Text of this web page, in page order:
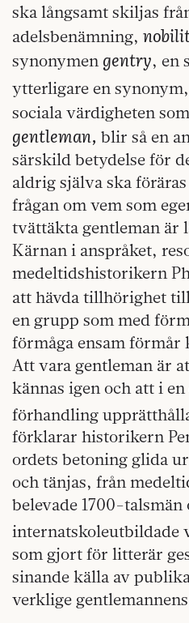
ska långsamt skiljas
adelsbenämning,
synonymen gentry, en
ytterligare en
sociala värdigheten
gentleman, blir så en
särskild betydelse för
aldrig själva ska
frågan om vem som
tvättäkta gentleman är
Kärnan i anspråket,
medeltidshistorikern
att hävda tillhörighet
en grupp som med
förmåga ensam förmår
Att vara gentleman är
kännas igen och att i en
förhandling
förklarar historikern
ordets betoning glida
och tänjas, från
belevade 1700-talsmän
internatskoleutbildade
som gjort för litterär
sinande källa av
verklige